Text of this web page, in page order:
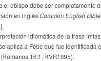
el obispo debe ser completamente
en inglésCommon English Bible
idiomática de la frase
aplica a Febe que fue identificada
16:1, RVR1995).